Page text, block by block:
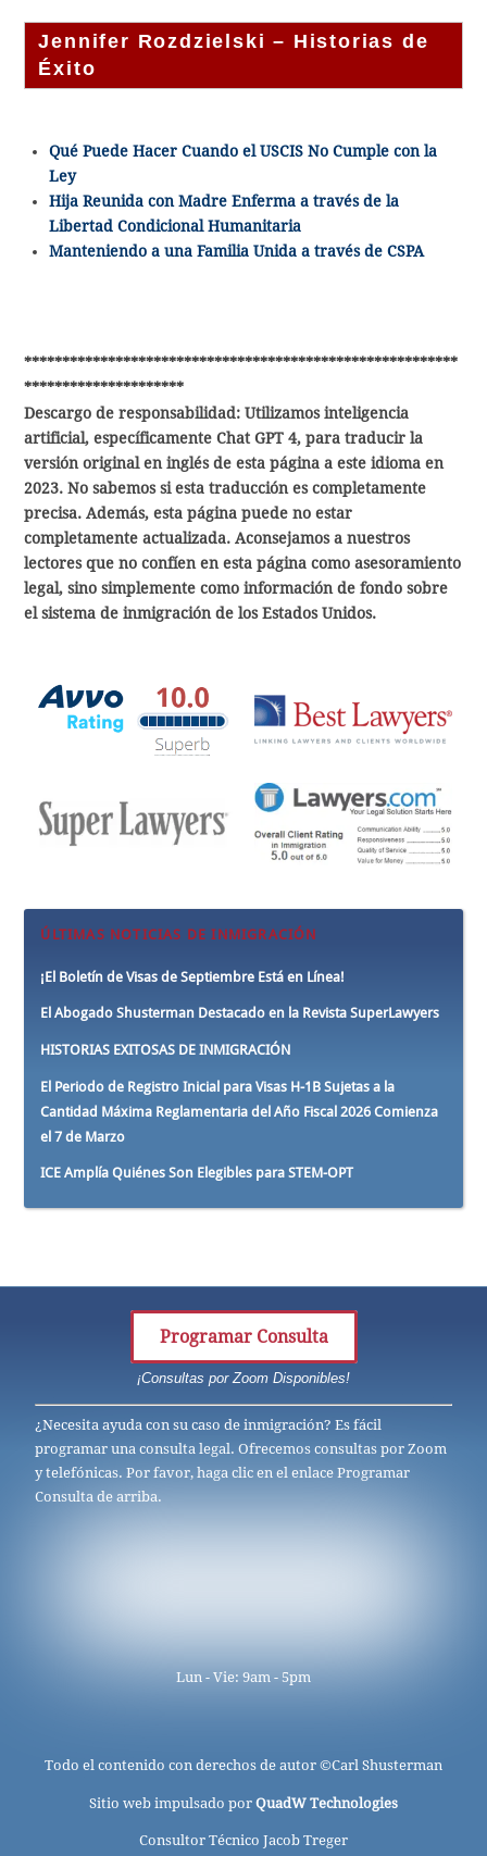
Jennifer Rozdzielski – Historias de
Éxito
Qué Puede Hacer Cuando el USCIS No Cumple con la
Ley
Hija Reunida con Madre Enferma a través de la
Libertad Condicional Humanitaria
Manteniendo a una Familia Unida a través de CSPA
*********************************************************
*********************
Descargo de responsabilidad: Utilizamos inteligencia
artificial, específicamente Chat GPT 4, para traducir la
versión original en inglés de esta página a este idioma en
2023. No sabemos si esta traducción es completamente
precisa. Además, esta página puede no estar
completamente actualizada. Aconsejamos a nuestros
lectores que no confíen en esta página como asesoramiento
legal, sino simplemente como información de fondo sobre
el sistema de inmigración de los Estados Unidos.
ÚLTIMAS NOTICIAS DE INMIGRACIÓN
¡El Boletín de Visas de Septiembre Está en Línea!
El Abogado Shusterman Destacado en la Revista SuperLawyers
HISTORIAS EXITOSAS DE INMIGRACIÓN
El Periodo de Registro Inicial para Visas H-1B Sujetas a la
Cantidad Máxima Reglamentaria del Año Fiscal 2026 Comienza
el 7 de Marzo
ICE Amplía Quiénes Son Elegibles para STEM-OPT
Programar Consulta
¡Consultas por Zoom Disponibles!
¿Necesita ayuda con su caso de inmigración? Es fácil
programar una consulta legal. Ofrecemos consultas por Zoom
y telefónicas. Por favor, haga clic en el enlace Programar
Consulta de arriba.
Lun - Vie: 9am - 5pm
Todo el contenido con derechos de autor ©Carl Shusterman
Sitio web impulsado por QuadW Technologies
Consultor Técnico Jacob Treger